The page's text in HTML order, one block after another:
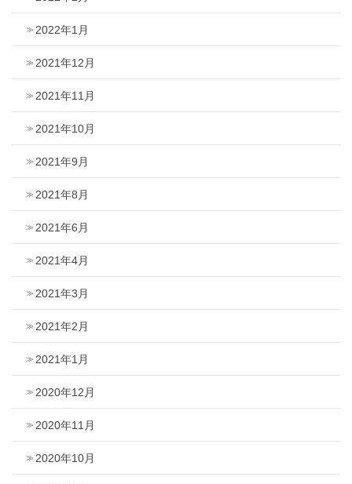
2022年1月
2021年12月
2021年11月
2021年10月
2021年9月
2021年8月
2021年6月
2021年4月
2021年3月
2021年2月
2021年1月
2020年12月
2020年11月
2020年10月